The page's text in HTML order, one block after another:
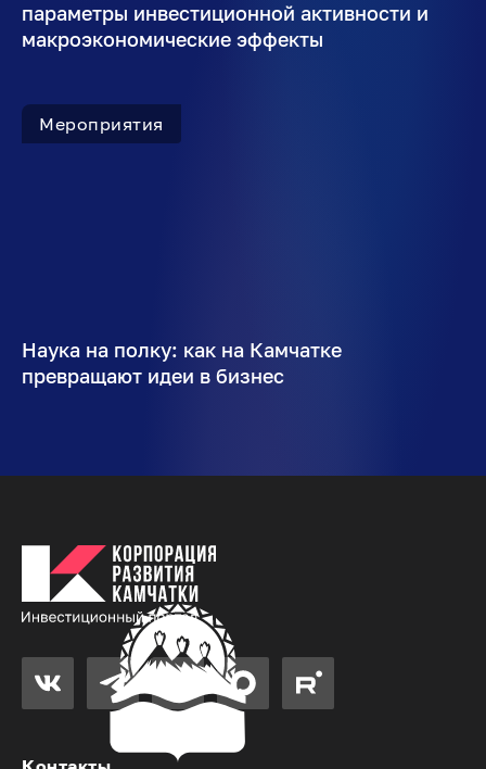
параметры инвестиционной активности и
макроэкономические эффекты
Мероприятия
Наука на полку: как на Камчатке
превращают идеи в бизнес